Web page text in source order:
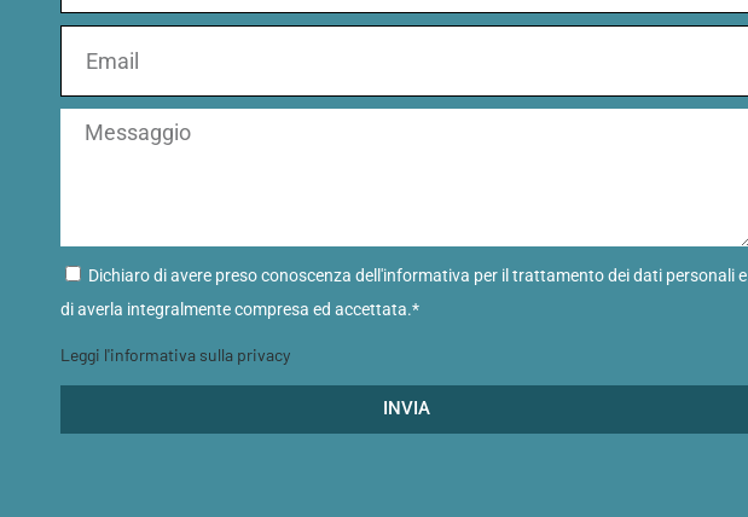
Dichiaro di avere preso conoscenza dell'informativa per il trattamento dei dati personali e
di averla integralmente compresa ed accettata.*
Leggi l'informativa sulla privacy
INVIA